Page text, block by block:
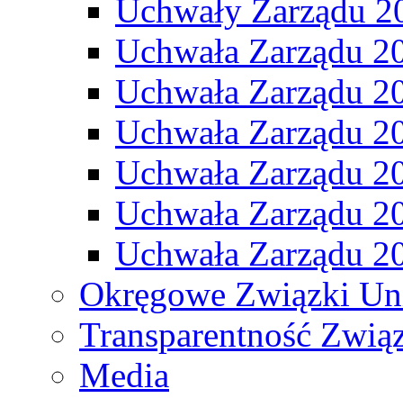
Uchwały Zarządu
Uchwała Zarządu
Uchwała Zarządu
Uchwała Zarządu
Uchwała Zarządu
Uchwała Zarządu
Uchwała Zarządu
Okręgowe Związki
Transparentność
Media